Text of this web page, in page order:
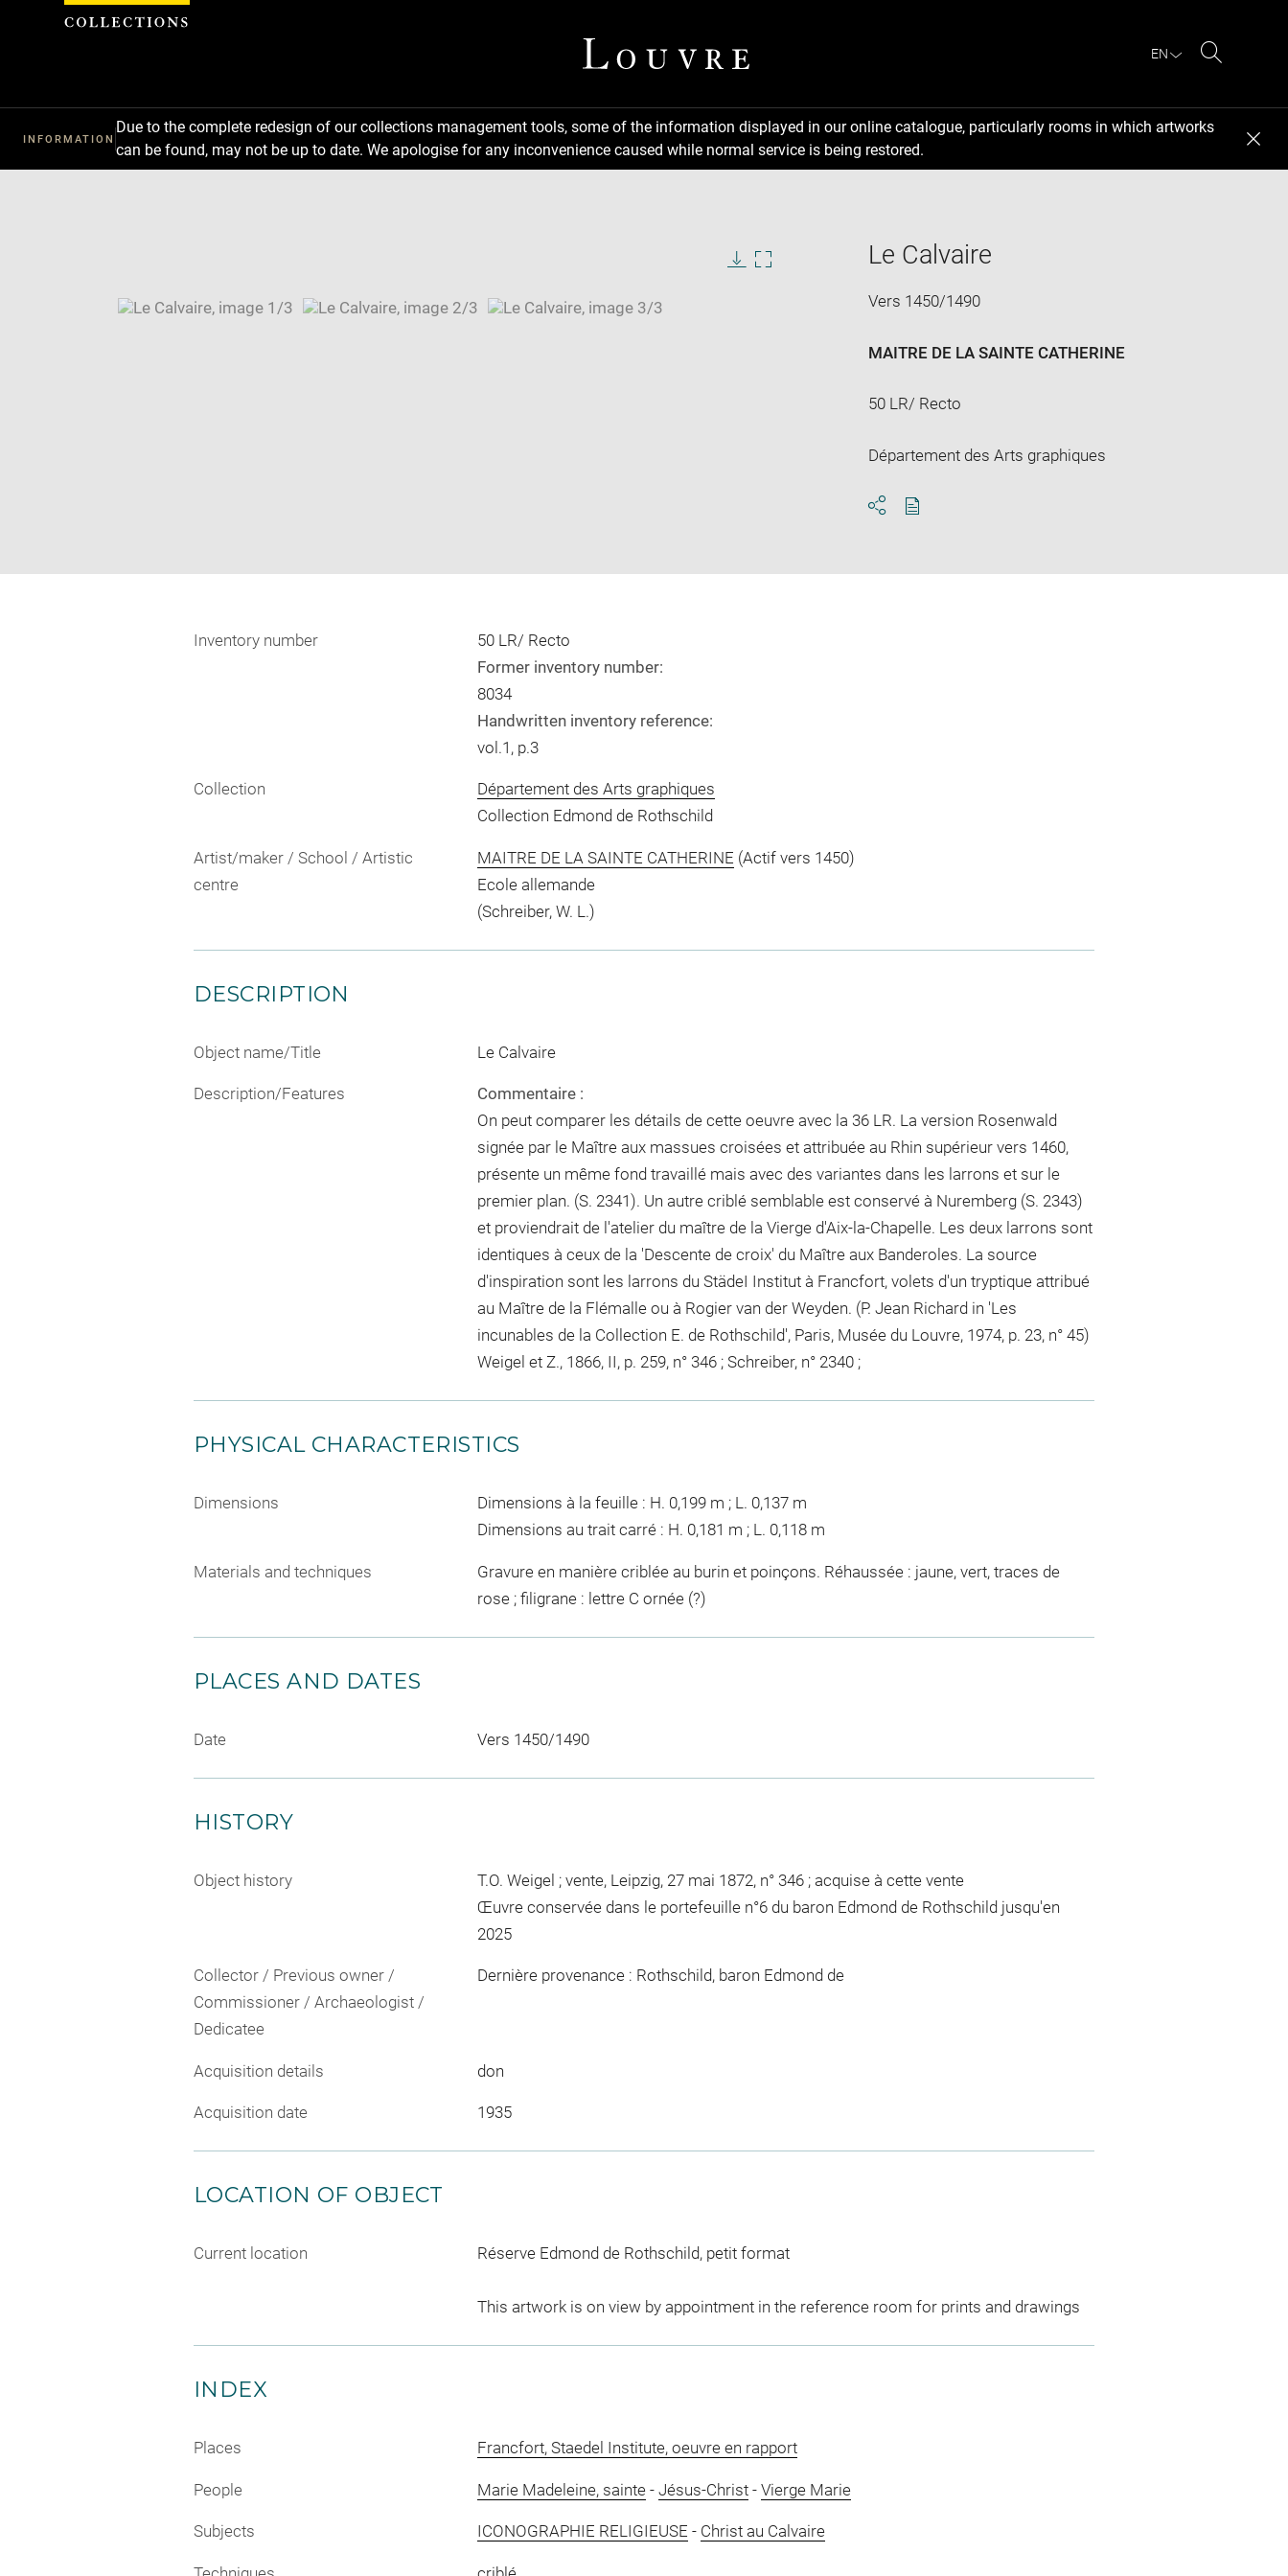
EN
INFORMATION
Due to the complete redesign of our collections management tools, some of the information displayed in our online catalogue, particularly rooms in which artworks
can be found, may not be up to date. We apologise for any inconvenience caused while normal service is being restored.
window
SKIP IMAGE CAROUSEL
Le Calvaire
Vers 1450/1490
MAITRE DE LA SAINTE CATHERINE
50 LR/ Recto
Département des Arts graphiques
Inventory number
50 LR/ Recto
Former inventory number:
8034
Handwritten inventory reference:
vol.1, p.3
Collection
Département des Arts graphiques
Collection Edmond de Rothschild
Artist/maker / School / Artistic
centre
MAITRE DE LA SAINTE CATHERINE (Actif vers 1450)
Ecole allemande
(Schreiber, W. L.)
DESCRIPTION
Object name/Title Le Calvaire
Description/Features
Commentaire :
On peut comparer les détails de cette oeuvre avec la 36 LR. La version Rosenwald
signée par le Maître aux massues croisées et attribuée au Rhin supérieur vers 1460,
présente un même fond travaillé mais avec des variantes dans les larrons et sur le
premier plan. (S. 2341). Un autre criblé semblable est conservé à Nuremberg (S. 2343)
et proviendrait de l'atelier du maître de la Vierge d'Aix-la-Chapelle. Les deux larrons sont
identiques à ceux de la 'Descente de croix' du Maître aux Banderoles. La source
d'inspiration sont les larrons du StädeI Institut à Francfort, volets d'un tryptique attribué
au Maître de la Flémalle ou à Rogier van der Weyden. (P. Jean Richard in 'Les
incunables de la Collection E. de Rothschild', Paris, Musée du Louvre, 1974, p. 23, n° 45)
Weigel et Z., 1866, II, p. 259, n° 346 ; Schreiber, n° 2340 ;
PHYSICAL CHARACTERISTICS
Dimensions
Dimensions à la feuille : H. 0,199 m ; L. 0,137 m
Dimensions au trait carré : H. 0,181 m ; L. 0,118 m
Materials and techniques
Gravure en manière criblée au burin et poinçons. Réhaussée : jaune, vert, traces de
rose ; filigrane : lettre C ornée (?)
PLACES AND DATES
Date Vers 1450/1490
HISTORY
Object history
T.O. Weigel ; vente, Leipzig, 27 mai 1872, n° 346 ; acquise à cette vente
Œuvre conservée dans le portefeuille n°6 du baron Edmond de Rothschild jusqu'en
2025
Collector / Previous owner /
Commissioner / Archaeologist /
Dedicatee
Dernière provenance : Rothschild, baron Edmond de
Acquisition details don
Acquisition date 1935
LOCATION OF OBJECT
Current location Réserve Edmond de Rothschild, petit format
This artwork is on view by appointment in the reference room for prints and drawings
INDEX
Places Francfort, Staedel Institute, oeuvre en rapport
People Marie Madeleine, sainte- Jésus-Christ- Vierge Marie
Subjects ICONOGRAPHIE RELIGIEUSE - Christ au Calvaire
Cookies management panel